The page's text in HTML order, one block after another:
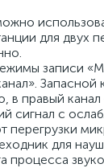
для двух
записи
Запасной
правый канал
сигнал с
перегрузки
для
процесса